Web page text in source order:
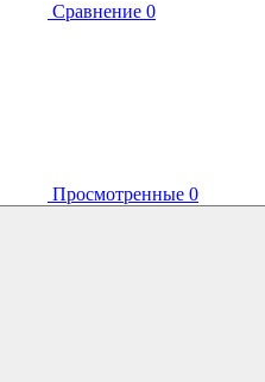
Сравнение 0
Просмотренные 0